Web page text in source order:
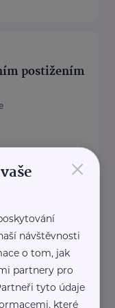
postižením
×
návštěvnosti
o tom, jak
partnery pro
tyto údaje
které